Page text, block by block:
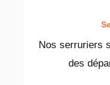
Nos serruriers
des